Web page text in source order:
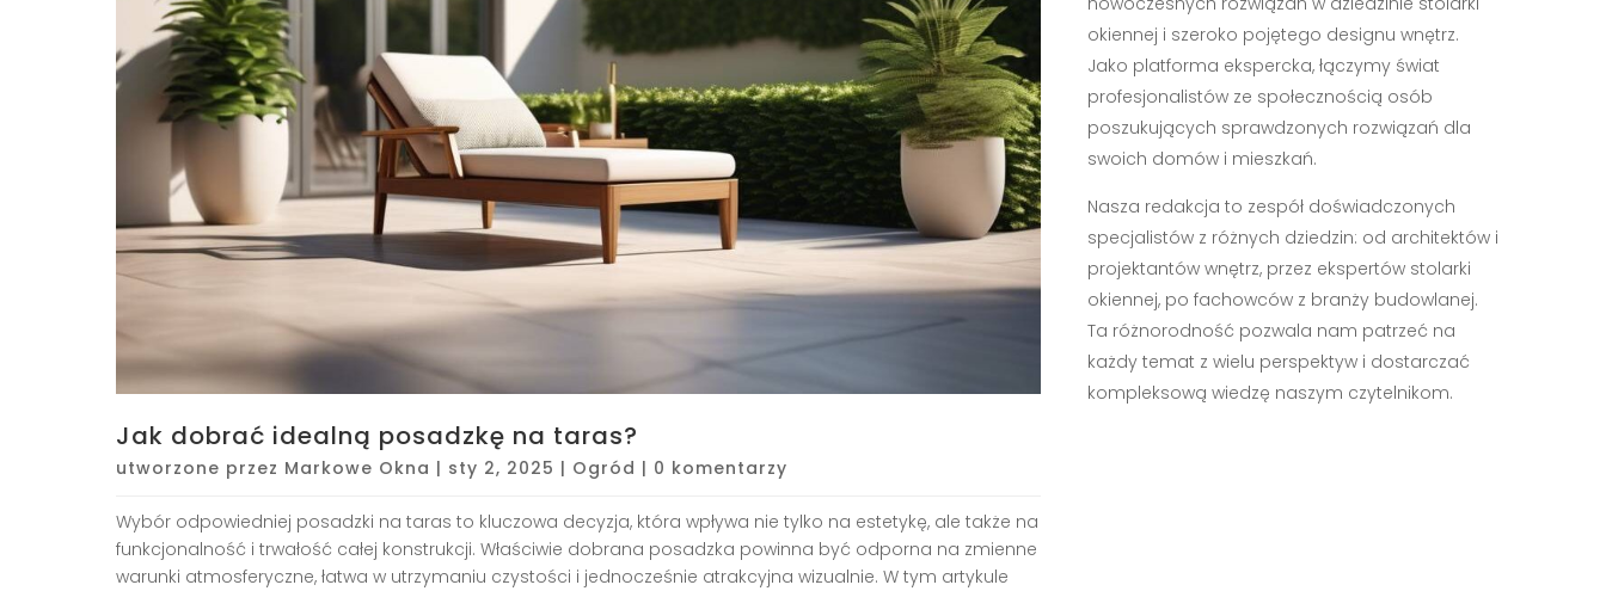
Jak dobrać idealną posadzkę na taras?
utworzone przez Markowe Okna | sty 2, 2025 | Ogród | 0 komentarzy
Wybór odpowiedniej posadzki na taras to kluczowa decyzja, która wpływa nie tylko na estetykę, ale także na
funkcjonalność i trwałość całej konstrukcji. Właściwie dobrana posadzka powinna być odporna na zmienne
warunki atmosferyczne, łatwa w utrzymaniu czystości i jednocześnie atrakcyjna wizualnie. W tym artykule
okiennej i szeroko pojętego designu wnętrz.
Jako platforma ekspercka, łączymy świat
profesjonalistów ze społecznością osób
poszukujących sprawdzonych rozwiązań dla
swoich domów i mieszkań.
Nasza redakcja to zespół doświadczonych
specjalistów z różnych dziedzin: od architektów i
projektantów wnętrz, przez ekspertów stolarki
okiennej, po fachowców z branży budowlanej.
Ta różnorodność pozwala nam patrzeć na
każdy temat z wielu perspektyw i dostarczać
kompleksową wiedzę naszym czytelnikom.